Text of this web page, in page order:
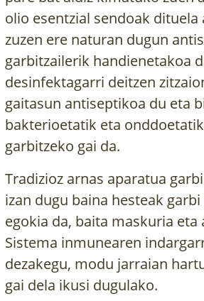
olio esentzial sendoak dituela
zuzen ere naturan dugun
garbitzailerik handienetakoa
desinfektagarri deitzen
gaitasun antiseptikoa du eta
bakterioetatik eta
garbitzeko gai da.
Tradizioz arnas aparatua
izan dugu baina hesteak
egokia da, baita maskuria eta
Sistema inmunearen
dezakegu, modu jarraian
gai dela ikusi dugulako.